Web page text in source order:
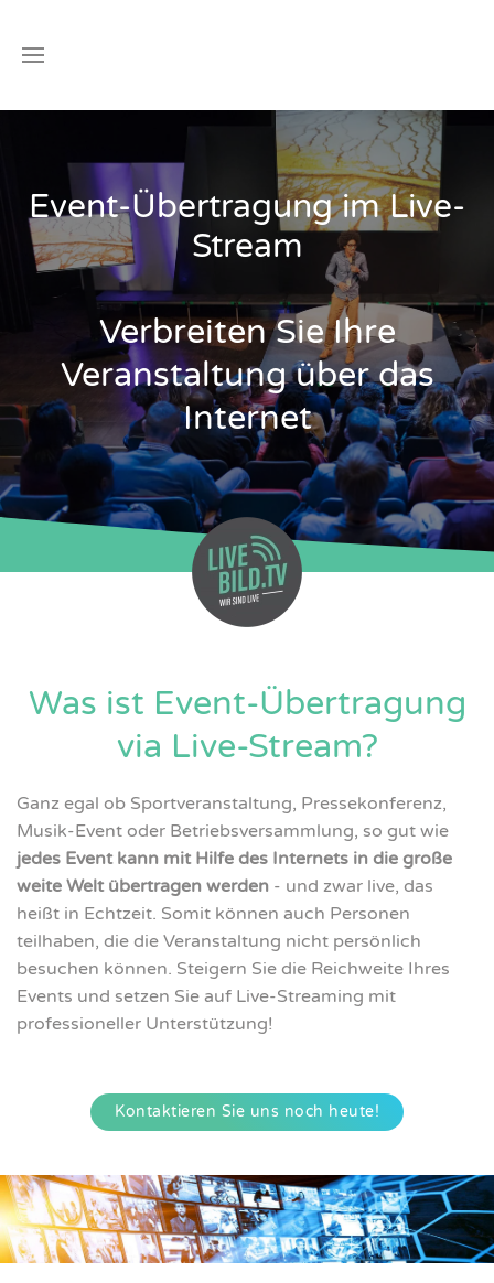
Event-Übertragung im Live-
Stream
Verbreiten Sie Ihre
Veranstaltung über das
Internet
Was ist Event-Übertragung
via Live-Stream?
Ganz egal ob Sportveranstaltung, Pressekonferenz,
Musik-Event oder Betriebsversammlung, so gut wie
jedes Event kann mit Hilfe des Internets in die große
weite Welt übertragen werden - und zwar live, das
heißt in Echtzeit. Somit können auch Personen
teilhaben, die die Veranstaltung nicht persönlich
besuchen können. Steigern Sie die Reichweite Ihres
Events und setzen Sie auf Live-Streaming mit
professioneller Unterstützung!
Kontaktieren Sie uns noch heute!